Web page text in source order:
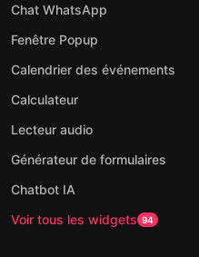
Chat WhatsApp
Fenêtre Popup
Calendrier des événements
Calculateur
Lecteur audio
Générateur de formulaires
Chatbot IA
Voir tous les widgets 94